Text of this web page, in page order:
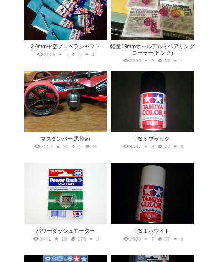
2.0mm中空プロペラシャフト
2026 7 5 4
軽量19mmオールアルミベアリング
ローラー(ピンク)
2565 5 37 1
マスダンパー 黒染め
3051 30 5 10
PS-5 ブラック
3487 8 77 0
パワーダッシュモーター
3441 18 176 3
PS-1 ホワイト
2600 7 37 0